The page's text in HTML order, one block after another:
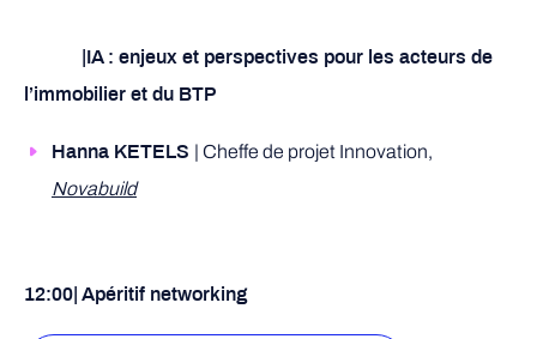
|IA : enjeux et perspectives pour les acteurs de
l’immobilier et du BTP
Hanna KETELS | Cheffe de projet Innovation,
Novabuild
12:00| Apéritif networking